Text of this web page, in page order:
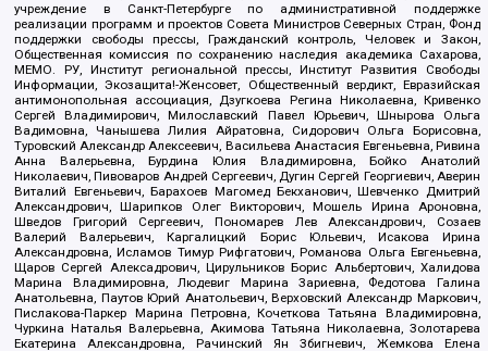
учреждение в Санкт-Петербурге по административной поддержке
реализации программ и проектов Совета Министров Северных Стран, Фонд
поддержки свободы прессы, Гражданский контроль, Человек и Закон,
Общественная комиссия по сохранению наследия академика Сахарова,
МЕМО. РУ, Институт региональной прессы, Институт Развития Свободы
Информации, Экозащита!-Женсовет, Общественный вердикт, Евразийская
антимонопольная ассоциация, Дзугкоева Регина Николаевна, Кривенко
Сергей Владимирович, Милославский Павел Юрьевич, Шнырова Ольга
Вадимовна, Чанышева Лилия Айратовна, Сидорович Ольга Борисовна,
Туровский Александр Алексеевич, Васильева Анастасия Евгеньевна, Ривина
Анна Валерьевна, Бурдина Юлия Владимировна, Бойко Анатолий
Николаевич, Пивоваров Андрей Сергеевич, Дугин Сергей Георгиевич, Аверин
Виталий Евгеньевич, Барахоев Магомед Бекханович, Шевченко Дмитрий
Александрович, Шарипков Олег Викторович, Мошель Ирина Ароновна,
Шведов Григорий Сергеевич, Пономарев Лев Александрович, Созаев
Валерий Валерьевич, Каргалицкий Борис Юльевич, Исакова Ирина
Александровна, Исламов Тимур Рифгатович, Романова Ольга Евгеньевна,
Щаров Сергей Алексадрович, Цирульников Борис Альбертович, Халидова
Марина Владимировна, Людевиг Марина Зариевна, Федотова Галина
Анатольевна, Паутов Юрий Анатольевич, Верховский Александр Маркович,
Пислакова-Паркер Марина Петровна, Кочеткова Татьяна Владимировна,
Чуркина Наталья Валерьевна, Акимова Татьяна Николаевна, Золотарева
Екатерина Александровна, Рачинский Ян Збигневич, Жемкова Елена